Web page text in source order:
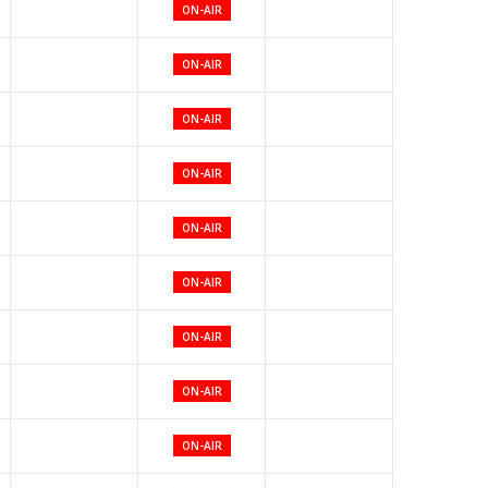
ON-AIR
ON-AIR
ON-AIR
ON-AIR
ON-AIR
ON-AIR
ON-AIR
ON-AIR
ON-AIR